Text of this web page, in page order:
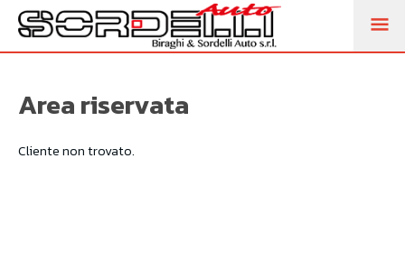
Area riservata
Cliente non trovato.